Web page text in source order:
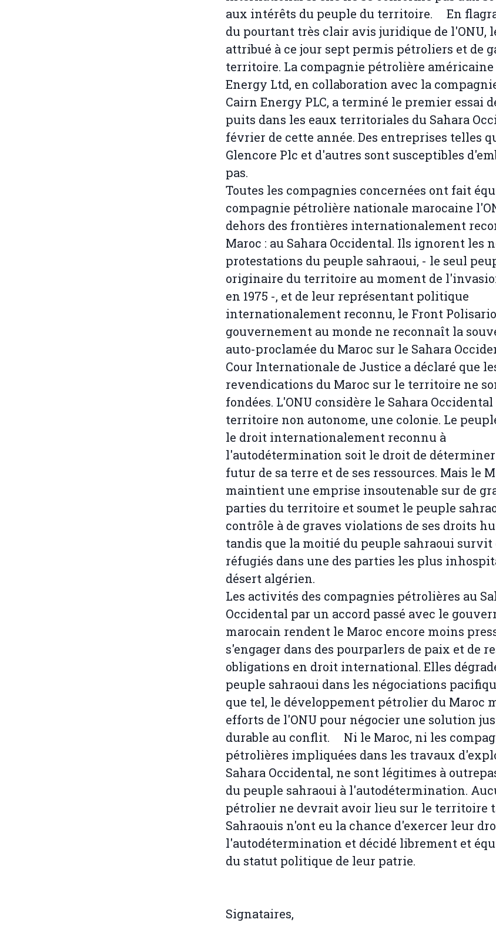
aux intérêts du peuple du territoire. En
du pourtant très clair avis juridique de l'ONU,
attribué à ce jour sept permis pétroliers et de
territoire. La compagnie pétrolière américaine
Energy Ltd, en collaboration avec la
Cairn Energy PLC, a terminé le premier essai
puits dans les eaux territoriales du Sahara
février de cette année. Des entreprises telles
Glencore Plc et d'autres sont susceptibles
pas.
Toutes les compagnies concernées ont fait
compagnie pétrolière nationale marocaine
dehors des frontières internationalement
Maroc : au Sahara Occidental. Ils ignorent les
protestations du peuple sahraoui, - le seul
originaire du territoire au moment de
en 1975 -, et de leur représentant politique
internationalement reconnu, le Front
gouvernement au monde ne reconnaît la
auto-proclamée du Maroc sur le Sahara
Cour Internationale de Justice a déclaré que
revendications du Maroc sur le territoire ne
fondées. L'ONU considère le Sahara
territoire non autonome, une colonie. Le
le droit internationalement reconnu à
l'autodétermination soit le droit de
futur de sa terre et de ses ressources. Mais le
maintient une emprise insoutenable sur de
parties du territoire et soumet le peuple
contrôle à de graves violations de ses droits
tandis que la moitié du peuple sahraoui survit
réfugiés dans une des parties les plus
désert algérien.
Les activités des compagnies pétrolières au
Occidental par un accord passé avec le
marocain rendent le Maroc encore moins
s'engager dans des pourparlers de paix et de
obligations en droit international. Elles
peuple sahraoui dans les négociations
que tel, le développement pétrolier du Maroc
efforts de l'ONU pour négocier une solution
durable au conflit. Ni le Maroc, ni les
pétrolières impliquées dans les travaux
Sahara Occidental, ne sont légitimes à
du peuple sahraoui à l'autodétermination.
pétrolier ne devrait avoir lieu sur le territoire
Sahraouis n'ont eu la chance d'exercer leur
l'autodétermination et décidé librement et
du statut politique de leur patrie.
Signataires,